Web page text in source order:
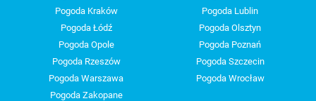
Pogoda Kraków
Pogoda Lublin
Pogoda Łódź
Pogoda Olsztyn
Pogoda Opole
Pogoda Poznań
Pogoda Rzeszów
Pogoda Szczecin
Pogoda Warszawa
Pogoda Wrocław
Pogoda Zakopane